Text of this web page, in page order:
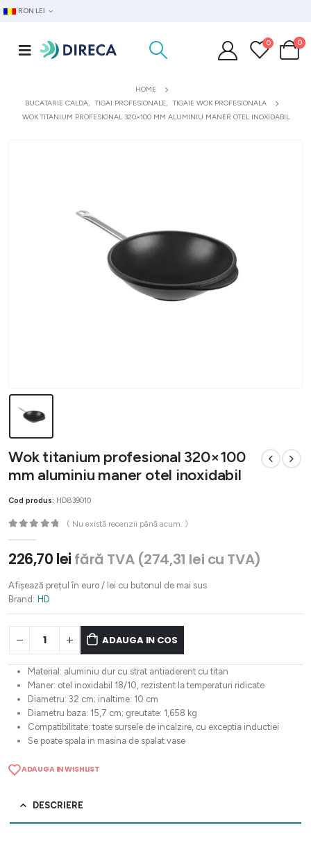
RON LEI
0 0
HOME
BUCATARIE CALDA, TIGAI PROFESIONALE,
TIGAIE WOK PROFESIONALA
WOK TITANIUM PROFESIONAL 320×100 MM ALUMINIU MANER OTEL INOXIDABIL
Wok titanium profesional 320×100
mm aluminiu maner otel inoxidabil
Cod produs: HD839010
( Nu există recenzii până acum. )
226,70 lei fără TVA (274,31 lei cu TVA)
Afișează prețul în euro / lei cu butonul de mai sus
Brand: HD
ADAUGA IN COS
Material: aluminiu dur cu strat antiaderent cu titan
Maner: otel inoxidabil 18/10, rezistent la temperaturi ridicate
Diametru: 32 cm; inaltime: 10 cm
Diametru baza: 15,7 cm; greutate: 1,658 kg
Compatibilitate: toate sursele de incalzire, cu exceptia inductiei
Se poate spala in masina de spalat vase
ADAUGA IN WISHLIST
DESCRIERE